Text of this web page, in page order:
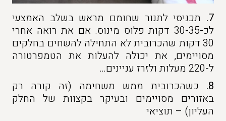
7.
תכניסי לתנור שחומם מראש בשלב האמצעי
לכ-30-35 דקות פלוס מינוס. אם את רואה אחרי
30 דקות שהכרובית לא התחילה להשחים בחלקים
מסויימים, את יכולה להעלות את הטמפרטורה
ל-220 מעלות ולזרז עניינים…
8.
כשהכרובית ממש משחימה (זה קורה רק
באזורים מסויימים ובעיקר בקצוות של החלק
העליון) – תוציאי